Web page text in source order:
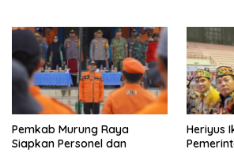
Pemkab Murung Raya
Siapkan Personel dan
Heriyus